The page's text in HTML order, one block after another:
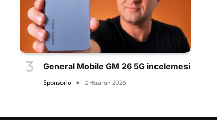
General Mobile GM 26 5G incelemesi
Sponsorlu 2 Haziran 2026